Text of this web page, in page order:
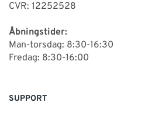
CVR: 12252528
Åbningstider:
Man-torsdag: 8:30-16:30
Fredag: 8:30-16:00
SUPPORT